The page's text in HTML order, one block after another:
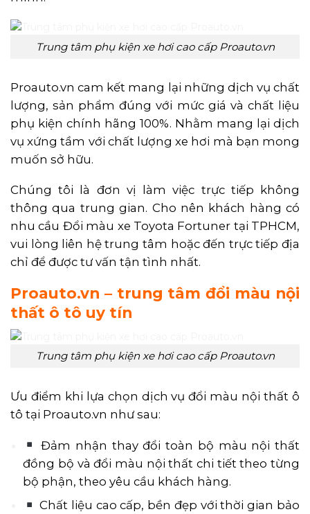
Trung tâm phụ kiện xe hơi cao cấp Proauto.vn
Proauto.vn cam kết mang lại những dịch vụ chất
lượng, sản phẩm đúng với mức giá và chất liệu
phụ kiện chính hãng 100%. Nhằm mang lại dịch
vụ xứng tầm với chất lượng xe hơi mà bạn mong
muốn sở hữu.
Chúng tôi là đơn vị làm việc trực tiếp không
thông qua trung gian. Cho nên khách hàng có
nhu cầu Đổi màu xe Toyota Fortuner tại TPHCM,
vui lòng liên hệ trung tâm hoặc đến trực tiếp địa
chỉ để được tư vấn tận tình nhất.
Proauto.vn – trung tâm đổi màu nội
thất ô tô uy tín
Trung tâm phụ kiện xe hơi cao cấp Proauto.vn
Ưu điểm khi lựa chọn dịch vụ đổi màu nội thất ô
tô tại Proauto.vn như sau:
Đảm nhận thay đổi toàn bộ màu nội thất
đồng bộ và đổi màu nội thất chi tiết theo từng
bộ phận, theo yêu cầu khách hàng.
Chất liệu cao cấp, bền đẹp với thời gian bảo